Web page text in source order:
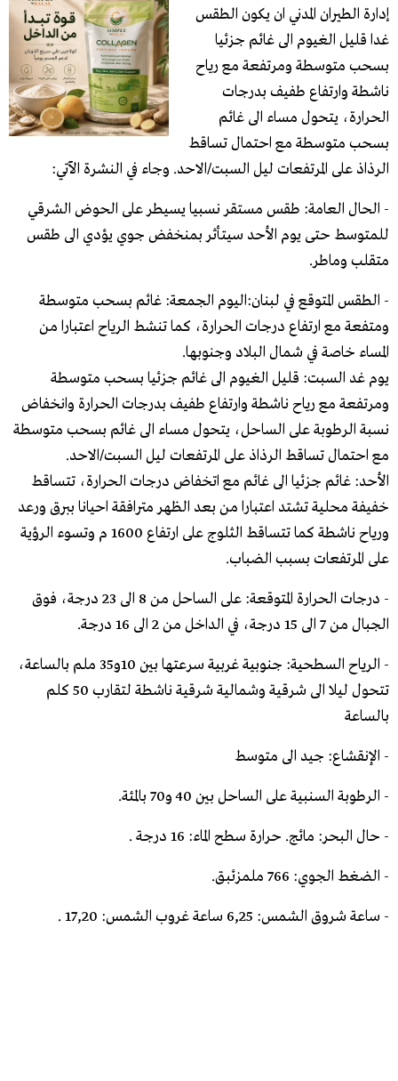
إدارة الطيران المدني ان يكون الطقس
غدا قليل الغيوم الى غائم جزئيا
بسحب متوسطة ومرتفعة مع رياح
ناشطة وارتفاع طفيف بدرجات
الحرارة، يتحول مساء الى غائم
بسحب متوسطة مع احتمال تساقط
الرذاذ على المرتفعات ليل السبت/الاحد. وجاء في النشرة الآتي:
- الحال العامة: طقس مستقر نسبيا يسيطر على الحوض الشرقي
للمتوسط حتى يوم الأحد سيتأثر بمنخفض جوي يؤدي الى طقس
متقلب وماطر.
- الطقس المتوقع في لبنان:اليوم الجمعة: غائم بسحب متوسطة
ومتفعة مع ارتفاع درجات الحرارة، كما تنشط الرياح اعتبارا من
المساء خاصة في شمال البلاد وجنوبها.
يوم غد السبت: قليل الغيوم الى غائم جزئيا بسحب متوسطة
ومرتفعة مع رياح ناشطة وارتفاع طفيف بدرجات الحرارة وانخفاض
نسبة الرطوبة على الساحل، يتحول مساء الى غائم بسحب متوسطة
مع احتمال تساقط الرذاذ على المرتفعات ليل السبت/الاحد.
الأحد: غائم جزئيا الى غائم مع اتخفاض درجات الحرارة، تتساقط
خفيفة محلية تشتد اعتبارا من بعد الظهر مترافقة احيانا ببرق ورعد
ورياح ناشطة كما تتساقط الثلوج على ارتفاع 1600 م وتسوء الرؤية
على المرتفعات بسبب الضباب.
- درجات الحرارة المتوقعة: على الساحل من 8 الى 23 درجة، فوق
الجبال من 7 الى 15 درجة، في الداخل من 2 الى 16 درجة.
- الرياح السطحية: جنوبية غربية سرعتها بين 10و35 ملم بالساعة،
تتحول ليلا الى شرقية وشمالية شرقية ناشطة لتقارب 50 كلم
بالساعة
- الإنقشاع: جيد الى متوسط
- الرطوبة السنبية على الساحل بين 40 و70 بالمئة.
- حال البحر: مائج. حرارة سطح الماء: 16 درجة .
- الضغط الجوي: 766 ملمزئبق.
- ساعة شروق الشمس: 6,25 ساعة غروب الشمس: 17,20 .